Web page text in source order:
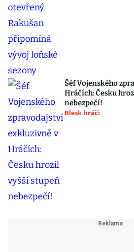
Šéf Vojenského
Hráčích: Česku
nebezpečí!
Blesk hráči